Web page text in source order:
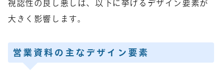
視認性の良し悪しは、以下に挙げるデザイン要素が
大きく影響します。
営業資料の主なデザイン要素